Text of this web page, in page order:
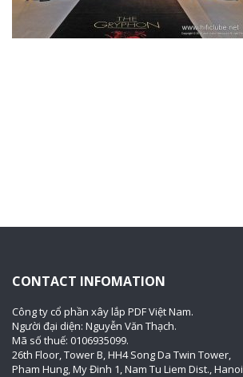
CONTACT INFOMATION
Công ty cổ phần xây lắp PDF Việt Nam.
Người đại diện: Nguyễn Văn Thạch.
Mã số thuế: 0106935099.
26th Floor, Tower B, HH4 Song Da Twin Tower,
Pham Hung, My Đinh 1, Nam Tu Liem Dist., Hanoi